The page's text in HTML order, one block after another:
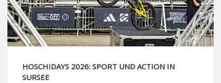
HOSCHIDAYS 2026: SPORT UND ACTION IN
SURSEE